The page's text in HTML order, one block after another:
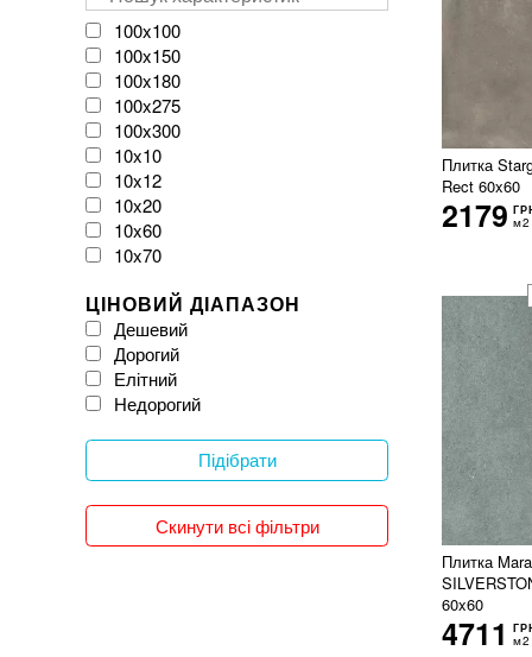
Плитка
Rect 60x60
2179 м2
Плитка
60x60
4711 м2
Velloza
Vitacer
Vivacer
WOW
Zeus Ceramica
iKeramix
100x100
100x150
100x180
100x275
100x300
10x10
10x12
10x20
10x60
10x70
120x120
120x20
120x240
120x260
120x270
120x300
12x25
150x150
150x300
ЦІНОВИЙ ДІАПАЗОН
Дешевий
Дорогий
Елітний
Недорогий
Підібрати
Скинути всі фільтри